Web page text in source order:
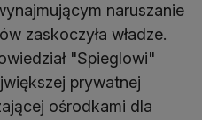
naruszanie
zaskoczyła władze.
"Spieglowi"
prywatnej
ośrodkami dla